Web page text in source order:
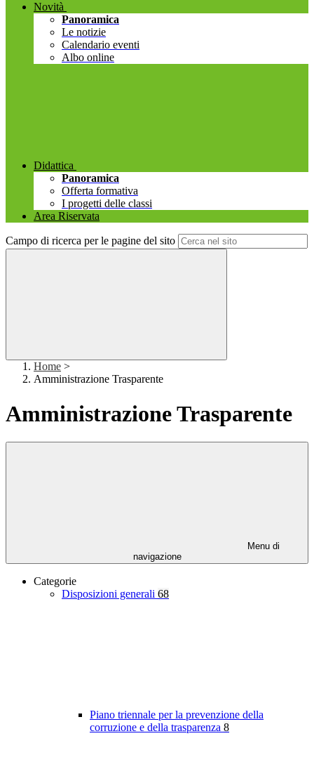
Novità
Panoramica
Le notizie
Calendario eventi
Albo online
Didattica
Panoramica
Offerta formativa
I progetti delle classi
Area Riservata
Campo di ricerca per le pagine del sito
Home >
Amministrazione Trasparente
Amministrazione Trasparente
Menu di
navigazione
Categorie
Disposizioni generali 68
Piano triennale per la prevenzione della
corruzione e della trasparenza 8